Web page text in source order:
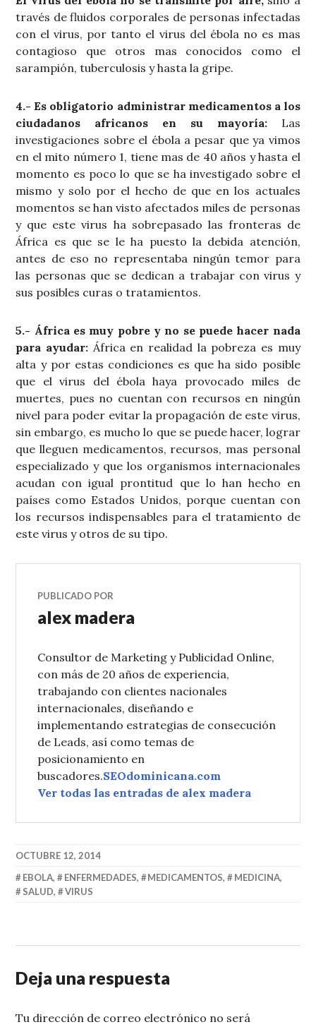
través de fluidos corporales de personas infectadas
con el virus, por tanto el virus del ébola no es mas
contagioso que otros mas conocidos como el
sarampión, tuberculosis y hasta la gripe.
4.- Es obligatorio administrar medicamentos a los
ciudadanos africanos en su mayoría:Las
investigaciones sobre el ébola a pesar que ya vimos
en el mito número 1, tiene mas de 40 años y hasta el
momento es poco lo que se ha investigado sobre el
mismo y solo por el hecho de que en los actuales
momentos se han visto afectados miles de personas
y que este virus ha sobrepasado las fronteras de
África es que se le ha puesto la debida atención,
antes de eso no representaba ningún temor para
las personas que se dedican a trabajar con virus y
sus posibles curas o tratamientos.
5.- África es muy pobre y no se puede hacer nada
para ayudar: África en realidad la pobreza es muy
alta y por estas condiciones es que ha sido posible
que el virus del ébola haya provocado miles de
muertes, pues no cuentan con recursos en ningún
nivel para poder evitar la propagación de este virus,
sin embargo, es mucho lo que se puede hacer, lograr
que lleguen medicamentos, recursos, mas personal
especializado y que los organismos internacionales
acudan con igual prontitud que lo han hecho en
países como Estados Unidos, porque cuentan con
los recursos indispensables para el tratamiento de
este virus y otros de su tipo.
PUBLICADO POR
alex madera
Consultor de Marketing y Publicidad Online,
con más de 20 años de experiencia,
trabajando con clientes nacionales
internacionales, diseñando e
implementando estrategias de consecución
de Leads, así como temas de
posicionamiento en
buscadores.SEOdominicana.com
Ver todas las entradas de alex madera
OCTUBRE 12, 2014
EBOLA, ENFERMEDADES, MEDICAMENTOS, MEDICINA,
SALUD, VIRUS
Deja una respuesta
Tu dirección de correo electrónico no será